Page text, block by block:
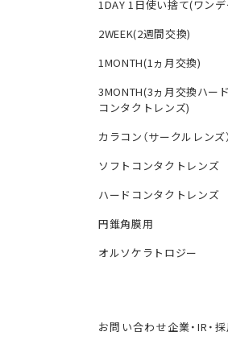
1DAY 1日使い捨て(ワンデ
2WEEK(2週間交換)
1MONTH(1ヵ月交換)
3MONTH(3ヵ月交換ハード
コンタクトレンズ)
カラコン（サークルレンズ）
ソフトコンタクトレンズ
ハードコンタクトレンズ
円錐角膜用
オルソケラトロジー
お問い合わせ企業・IR・